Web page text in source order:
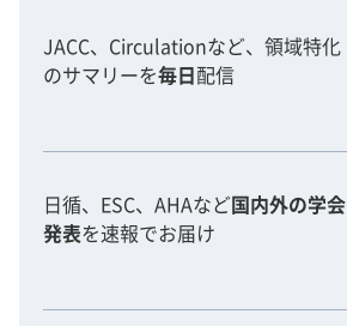
ます。
JACC、Circulationなど、領域特化
のサマリーを毎日 配信
日循、ESC、AHAなど国内外の学会
発表を速報でお届け